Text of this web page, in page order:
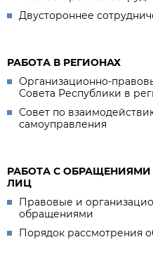
Двустороннее
РАБОТА В РЕГИОНАХ
Организационно-
Совета Республики в
Совет по
самоуправления
РАБОТА С
ЛИЦ
Правовые и
обращениями
Порядок рассмотрения